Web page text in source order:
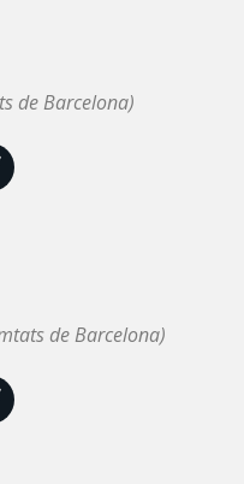
de Barcelona)
de Barcelona)